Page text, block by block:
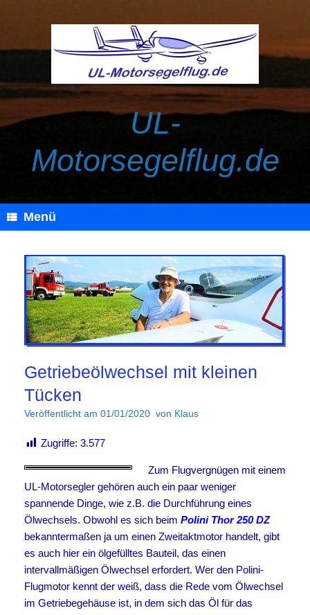
UL-
Motorsegelflug.de
Menü
Getriebeölwechsel mit kleinen
Tücken
Veröffentlicht am 01/01/2020 von Klaus
Zugriffe: 3.577
Zum Flugvergnügen mit einem
UL-Motorsegler gehören auch ein paar weniger
spannende Dinge, wie z.B. die Durchführung eines
Ölwechsels. Obwohl es sich beim Polini Thor 250 DZ
bekanntermaßen ja um einen Zweitaktmotor handelt, gibt
es auch hier ein ölgefülltes Bauteil, das einen
intervallmäßigen Ölwechsel erfordert. Wer den Polini-
Flugmotor kennt der weiß, dass die Rede vom Ölwechsel
im Getriebegehäuse ist, in dem sich das Öl für das